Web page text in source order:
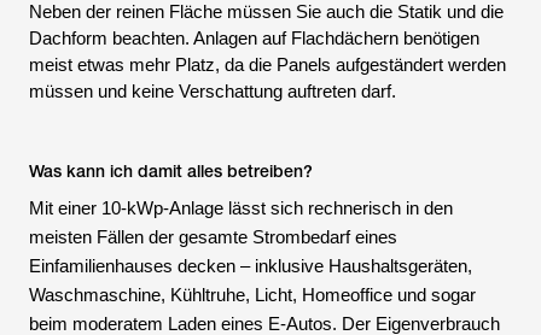
Neben der reinen Fläche müssen Sie auch die Statik und die
Dachform beachten. Anlagen auf Flachdächern benötigen
meist etwas mehr Platz, da die Panels aufgeständert werden
müssen und keine Verschattung auftreten darf.
Was kann ich damit alles betreiben?
Mit einer 10-kWp-Anlage lässt sich rechnerisch in den
meisten Fällen der gesamte Strombedarf eines
Einfamilienhauses decken – inklusive Haushaltsgeräten,
Waschmaschine, Kühltruhe, Licht, Homeoffice und sogar
beim moderatem Laden eines E-Autos. Der Eigenverbrauch